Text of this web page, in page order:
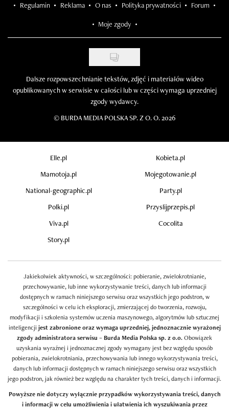
Regulamin Reklama O nas Polityka prywatności Forum
Moje zgody
Dalsze rozpowszechnianie tekstów, zdjęć i materiałów wideo
opublikowanych w serwisie w całości lub w części wymaga uprzedniej
zgody wydawcy.
© BURDA MEDIA POLSKA SP. Z O. O. 2026
Elle.pl
Kobieta.pl
Mamotoja.pl
Mojegotowanie.pl
National-geographic.pl
Party.pl
Polki.pl
Przyslijprzepis.pl
Viva.pl
Cocolita
Story.pl
Jakiekolwiek aktywności, w szczególności: pobieranie, zwielokrotnianie,
przechowywanie, lub inne wykorzystywanie treści, danych lub informacji
dostępnych w ramach niniejszego serwisu oraz wszystkich jego podstron, w
szczególności w celu ich eksploracji, zmierzającej do tworzenia, rozwoju,
modyfikacji i szkolenia systemów uczenia maszynowego, algorytmów lub sztucznej
inteligencji jest zabronione oraz wymaga uprzedniej, jednoznacznie wyrażonej
zgody administratora serwisu – Burda Media Polska sp. z o.o.Obowiązek
uzyskania wyraźnej i jednoznacznej zgody wymagany jest bez względu sposób
pobierania, zwielokrotniania, przechowywania lub innego wykorzystywania treści,
danych lub informacji dostępnych w ramach niniejszego serwisu oraz wszystkich
jego podstron, jak również bez względu na charakter tych treści, danych i informacji.
Powyższe nie dotyczy wyłącznie przypadków wykorzystywania treści, danych
i informacji w celu umożliwienia i ułatwienia ich wyszukiwania przez